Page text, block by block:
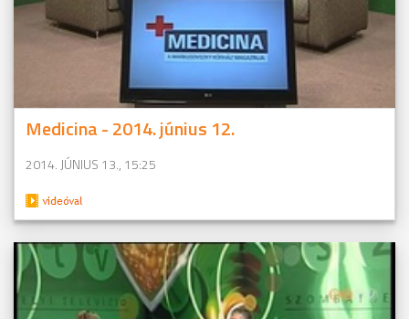
Medicina - 2014. június 12.
2014. JÚNIUS 13., 15:25